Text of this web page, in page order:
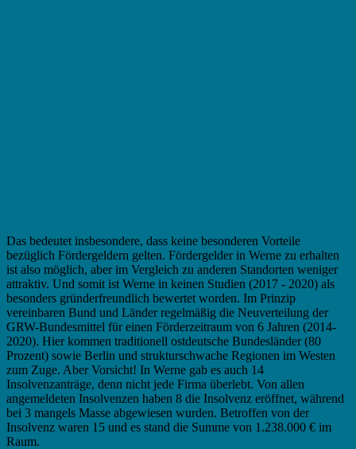
Das bedeutet insbesondere, dass keine besonderen Vorteile
bezüglich Fördergeldern gelten. Fördergelder in Werne zu erhalten
ist also möglich, aber im Vergleich zu anderen Standorten weniger
attraktiv. Und somit ist Werne in keinen Studien (2017 - 2020) als
besonders gründerfreundlich bewertet worden. Im Prinzip
vereinbaren Bund und Länder regelmäßig die Neuverteilung der
GRW-Bundesmittel für einen Förderzeitraum von 6 Jahren (2014-
2020). Hier kommen traditionell ostdeutsche Bundesländer (80
Prozent) sowie Berlin und strukturschwache Regionen im Westen
zum Zuge. Aber Vorsicht! In Werne gab es auch 14
Insolvenzanträge, denn nicht jede Firma überlebt. Von allen
angemeldeten Insolvenzen haben 8 die Insolvenz eröffnet, während
bei 3 mangels Masse abgewiesen wurden. Betroffen von der
Insolvenz waren 15 und es stand die Summe von 1.238.000 € im
Raum.